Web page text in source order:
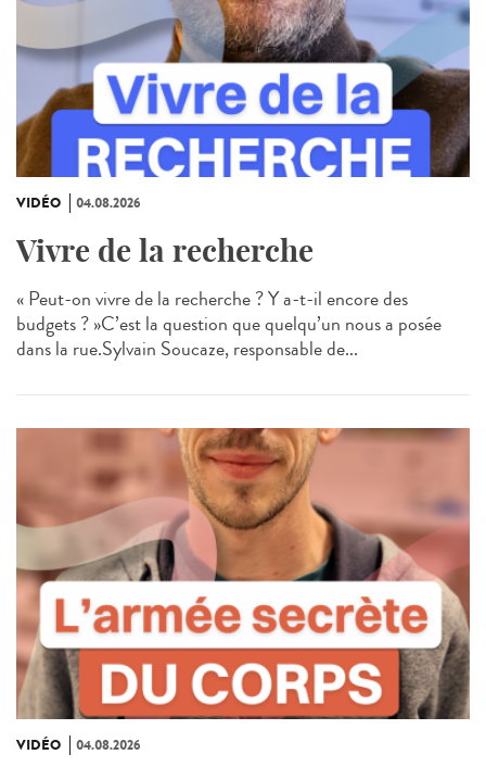
VIDÉO 04.08.2026
Vivre de la recherche
« Peut-on vivre de la recherche ? Y a-t-il encore des
budgets ? »C’est la question que quelqu’un nous a posée
dans la rue.Sylvain Soucaze, responsable de...
VIDÉO 04.08.2026